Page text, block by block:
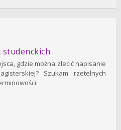
studenckich
gdzie można zlecić napisanie
Szukam rzetelnych